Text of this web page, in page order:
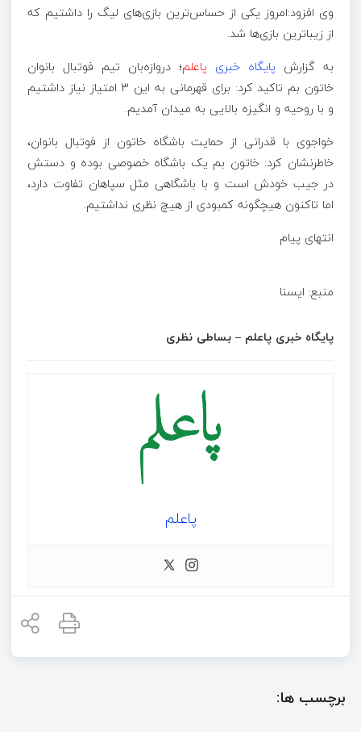
وی افزود:امروز یکی از حساس‌ترین بازی‌های لیگ را داشتیم که
از زیباترین بازی‌ها شد.
به گزارش پایگاه خبری پاعلم؛ دروازه‌بان تیم فوتبال بانوان
خاتون بم تاکید کرد: برای قهرمانی به این ۳ امتیاز نیاز داشتیم
و با روحیه و انگیزه بالایی به میدان آمدیم.
خواجوی با قدرانی از حمایت باشگاه خاتون از فوتبال بانوان،
خاطرنشان کرد: خاتون بم یک باشگاه خصوصی بوده و دستش
در جیب خودش است و با باشگاهی مثل سپاهان تفاوت دارد،
اما تاکنون هیچگونه کمبودی از هیچ نظری نداشتیم.
انتهای پیام
منبع: ایسنا
پایگاه خبری پاعلم – بساطی نظری
پاعلم
برچسب ها: